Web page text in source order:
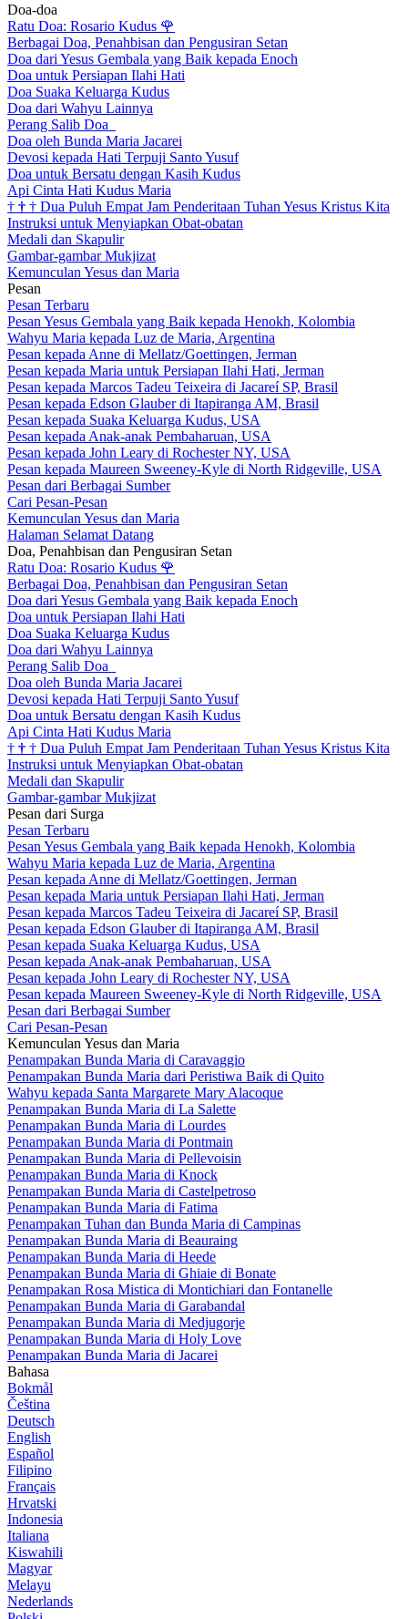
Doa-doa
Ratu Doa: Rosario Kudus 🌹
Berbagai Doa, Penahbisan dan Pengusiran Setan
Doa dari Yesus Gembala yang Baik kepada Enoch
Doa untuk Persiapan Ilahi Hati
Doa Suaka Keluarga Kudus
Doa dari Wahyu Lainnya
Perang Salib Doa
Doa oleh Bunda Maria Jacarei
Devosi kepada Hati Terpuji Santo Yusuf
Doa untuk Bersatu dengan Kasih Kudus
Api Cinta Hati Kudus Maria
† † † Dua Puluh Empat Jam Penderitaan Tuhan Yesus Kristus Kita
Instruksi untuk Menyiapkan Obat-obatan
Medali dan Skapulir
Gambar-gambar Mukjizat
Kemunculan Yesus dan Maria
Pesan
Pesan Terbaru
Pesan Yesus Gembala yang Baik kepada Henokh, Kolombia
Wahyu Maria kepada Luz de Maria, Argentina
Pesan kepada Anne di Mellatz/Goettingen, Jerman
Pesan kepada Maria untuk Persiapan Ilahi Hati, Jerman
Pesan kepada Marcos Tadeu Teixeira di Jacareí SP, Brasil
Pesan kepada Edson Glauber di Itapiranga AM, Brasil
Pesan kepada Suaka Keluarga Kudus, USA
Pesan kepada Anak-anak Pembaharuan, USA
Pesan kepada John Leary di Rochester NY, USA
Pesan kepada Maureen Sweeney-Kyle di North Ridgeville, USA
Pesan dari Berbagai Sumber
Cari Pesan-Pesan
Kemunculan Yesus dan Maria
Halaman Selamat Datang
Doa, Penahbisan dan Pengusiran Setan
Ratu Doa: Rosario Kudus 🌹
Berbagai Doa, Penahbisan dan Pengusiran Setan
Doa dari Yesus Gembala yang Baik kepada Enoch
Doa untuk Persiapan Ilahi Hati
Doa Suaka Keluarga Kudus
Doa dari Wahyu Lainnya
Perang Salib Doa
Doa oleh Bunda Maria Jacarei
Devosi kepada Hati Terpuji Santo Yusuf
Doa untuk Bersatu dengan Kasih Kudus
Api Cinta Hati Kudus Maria
† † † Dua Puluh Empat Jam Penderitaan Tuhan Yesus Kristus Kita
Instruksi untuk Menyiapkan Obat-obatan
Medali dan Skapulir
Gambar-gambar Mukjizat
Pesan dari Surga
Pesan Terbaru
Pesan Yesus Gembala yang Baik kepada Henokh, Kolombia
Wahyu Maria kepada Luz de Maria, Argentina
Pesan kepada Anne di Mellatz/Goettingen, Jerman
Pesan kepada Maria untuk Persiapan Ilahi Hati, Jerman
Pesan kepada Marcos Tadeu Teixeira di Jacareí SP, Brasil
Pesan kepada Edson Glauber di Itapiranga AM, Brasil
Pesan kepada Suaka Keluarga Kudus, USA
Pesan kepada Anak-anak Pembaharuan, USA
Pesan kepada John Leary di Rochester NY, USA
Pesan kepada Maureen Sweeney-Kyle di North Ridgeville, USA
Pesan dari Berbagai Sumber
Cari Pesan-Pesan
Kemunculan Yesus dan Maria
Penampakan Bunda Maria di Caravaggio
Penampakan Bunda Maria dari Peristiwa Baik di Quito
Wahyu kepada Santa Margarete Mary Alacoque
Penampakan Bunda Maria di La Salette
Penampakan Bunda Maria di Lourdes
Penampakan Bunda Maria di Pontmain
Penampakan Bunda Maria di Pellevoisin
Penampakan Bunda Maria di Knock
Penampakan Bunda Maria di Castelpetroso
Penampakan Bunda Maria di Fatima
Penampakan Tuhan dan Bunda Maria di Campinas
Penampakan Bunda Maria di Beauraing
Penampakan Bunda Maria di Heede
Penampakan Bunda Maria di Ghiaie di Bonate
Penampakan Rosa Mistica di Montichiari dan Fontanelle
Penampakan Bunda Maria di Garabandal
Penampakan Bunda Maria di Medjugorje
Penampakan Bunda Maria di Holy Love
Penampakan Bunda Maria di Jacarei
Bahasa
Bokmål
Čeština
Deutsch
English
Español
Filipino
Français
Hrvatski
Indonesia
Italiana
Kiswahili
Magyar
Melayu
Nederlands